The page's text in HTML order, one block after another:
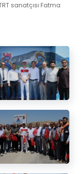
sanatçısı Fatma